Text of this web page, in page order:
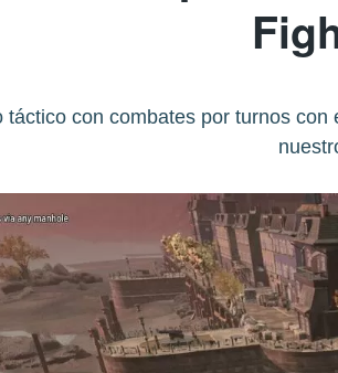
táctico con combates por turnos